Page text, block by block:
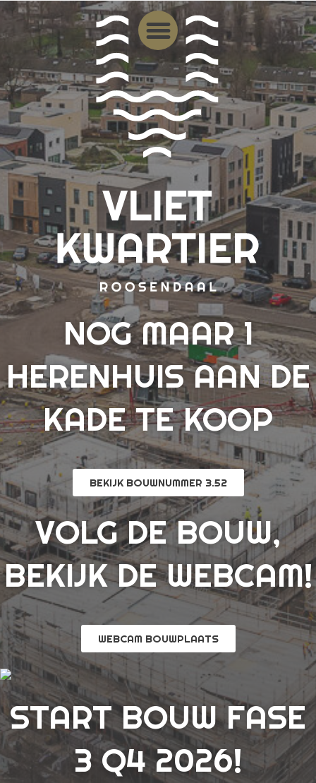
NOG MAAR 1
HERENHUIS AAN DE
KADE TE KOOP
BEKIJK BOUWNUMMER 3.52
VOLG DE BOUW,
BEKIJK DE WEBCAM!
WEBCAM BOUWPLAATS
START BOUW FASE
3 Q4 2026!